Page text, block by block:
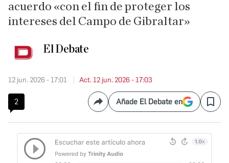
acuerdo «con el fin de proteger los
intereses del Campo de Gibraltar»
El Debate
12 jun. 2026 - 17:01 Act. 12 jun. 2026 - 17:03
2 CompartirAñade El Debate en Save